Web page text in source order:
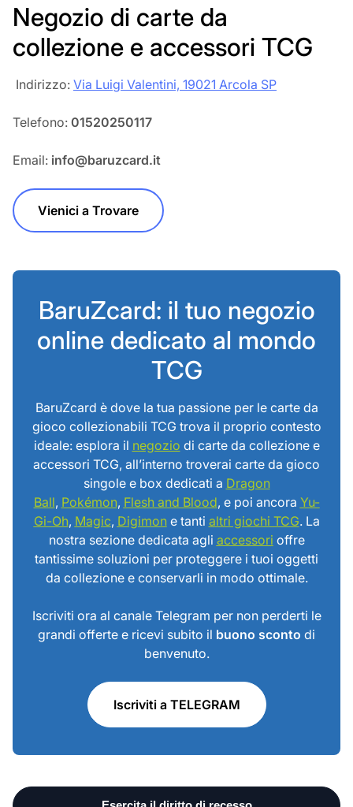
Negozio di carte da
collezione e accessori TCG
‎‎ Indirizzo: Via Luigi Valentini, 19021 Arcola SP
Telefono: 01520250117
Email: info@baruzcard.it
Vienici a Trovare
BaruZcard: il tuo negozio
online dedicato al mondo
TCG
BaruZcard è dove la tua passione per le carte da
gioco collezionabili TCG trova il proprio contesto
ideale: esplora il negozio di carte da collezione e
accessori TCG, all’interno troverai carte da gioco
singole e box dedicati a Dragon
Ball, Pokémon, Flesh and Blood, e poi ancora Yu-
Gi-Oh, Magic, Digimone tanti altri giochi TCG. La
nostra sezione dedicata agli accessori offre
tantissime soluzioni per proteggere i tuoi oggetti
da collezione e conservarli in modo ottimale.
Iscriviti ora al canale Telegram per non perderti le
grandi offerte e ricevi subito il buono sconto di
benvenuto.
Iscriviti a TELEGRAM